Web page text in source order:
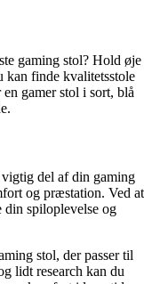
gaming stol? Hold øje
kan finde kvalitetsstole
gamer stol i sort, blå
vigtig del af din gaming
og præstation. Ved at
din spiloplevelse og
stol, der passer til
lidt research kan du